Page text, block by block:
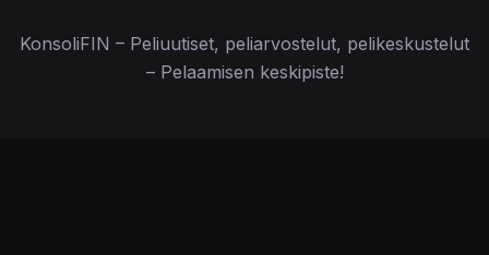
KonsoliFIN – Peliuutiset, peliarvostelut, pelikeskustelut
– Pelaamisen keskipiste!